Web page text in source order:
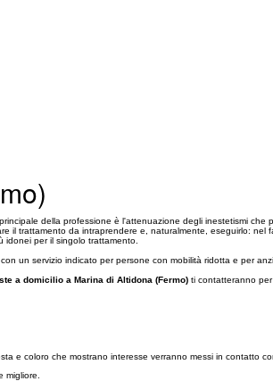
della professione è l'attenuazione degli inestetismi
trattamento da intraprendere e, naturalmente, eseguirlo: nel
idonei per il singolo trattamento.
un servizio indicato per persone con mobilità ridotta e per
a domicilio a Marina di Altidona (Fermo) ti contatteranno
e coloro che mostrano interesse verranno messi in contatto